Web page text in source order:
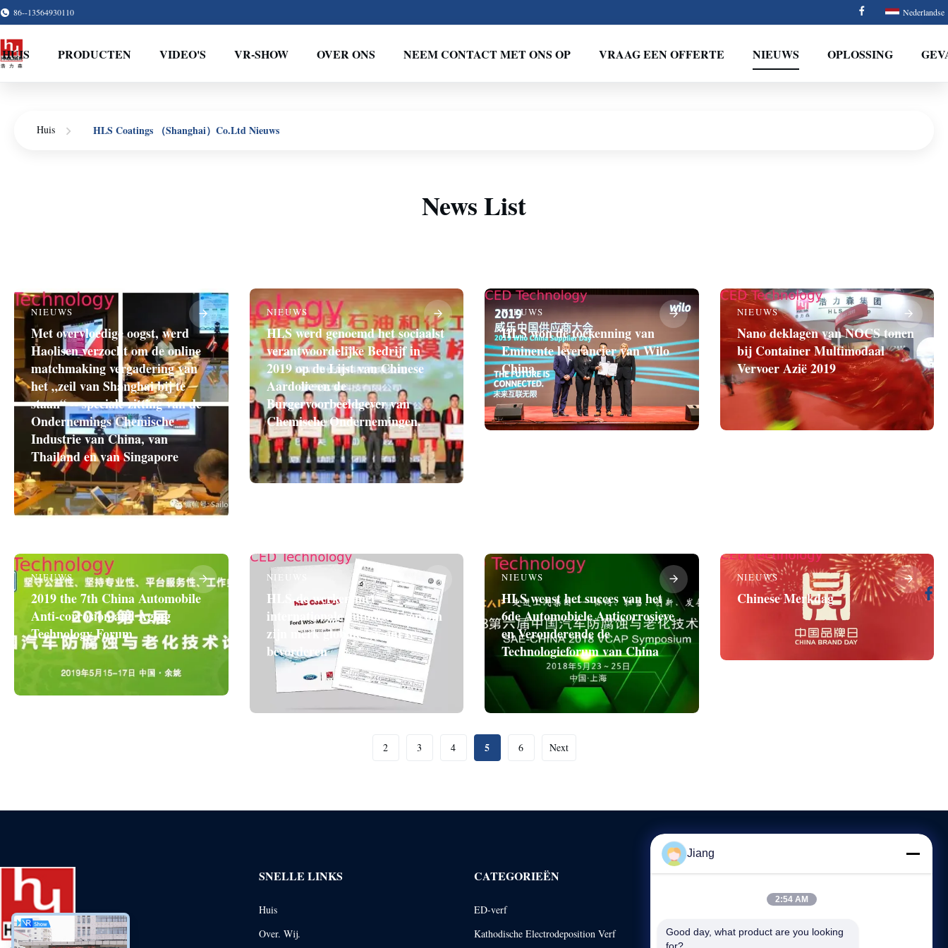
86--13564930110 Nederlandse
HUIS PRODUCTEN VIDEO'S VR-SHOW OVER ONS NEEM CONTACT MET ONS OP VRAAG EEN OFFERTE NIEUWS OPLOSSING
Huis HLS Coatings （Shanghai）Co.Ltd Nieuws
News List
NIEUWS
Met overvloedige oogst, werd
Haolisen verzocht om de online
matchmaking vergadering van
het „zeil van Shanghai bij te
staan“ -- speciale zitting van de
Ondernemings Chemische
Industrie van China, van
Thailand en van Singapore
NIEUWS
HLS werd genoemd het sociaalst
verantwoordelijke Bedrijf in
2019 op de Lijst van Chinese
Aardolie en de
Burgervoorbeeldgever van
Chemische Ondernemingen.
NIEUWS
HLS won de toekenning van
Eminente leverancier van Wilo
China
NIEUWS
Nano deklagen van NOCS tonen
bij Container Multimodaal
Vervoer Azië 2019
NIEUWS
2019 the 7th China Automobile
Anti-corrosion and Aging
Technology Forum
NIEUWS
HLS-de werken met
internationale autobedrijven om
zijn merk globale lay-out te
bevorderen
NIEUWS
HLS wenst het succes van het
6de Automobiele Anticorrosieve
en Verouderende de
Technologieforum van China
NIEUWS
Chinese Merkdag
2 3 4 5 6 Next
SNELLE LINKS
Huis
Over. Wij.
CATEGORIEËN
ED-verf
Kathodische Electrodeposition Verf
NEEM CONTACT MET ONS OP
86--13564930110
8:30-17:30
Jiang
2:54 AM
Good day, what product are you looking